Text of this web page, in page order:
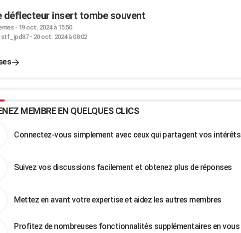
déflecteur insert tombe souvent
- 19 oct. 2024 à 15:50
stf_jpd87- 20 oct. 2024 à 08:02
MEMBRE EN QUELQUES CLICS
Connectez-vous simplement avec ceux qui partagent vos intérêts
Suivez vos discussions facilement et obtenez plus de réponses
Mettez en avant votre expertise et aidez les autres membres
Profitez de nombreuses fonctionnalités supplémentaires en vous